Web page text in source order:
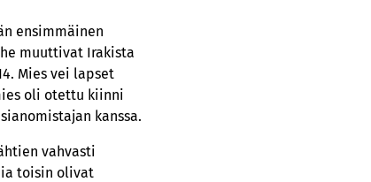
ensimmäinen
muuttivat Irakista
Mies vei lapset
oli otettu kiinni
kanssa.
vahvasti
toisin olivat